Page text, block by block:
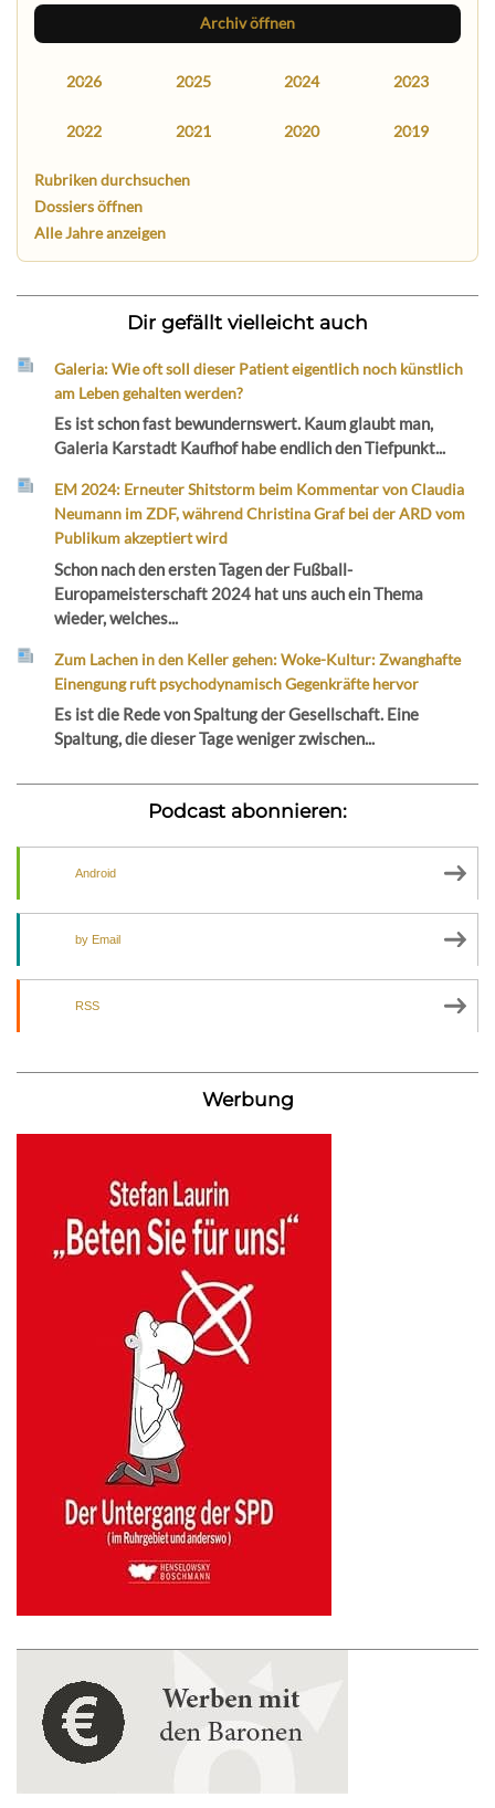
Archiv öffnen
2026 2025 2024 2023
2022 2021 2020 2019
Rubriken durchsuchen
Dossiers öffnen
Alle Jahre anzeigen
Dir gefällt vielleicht auch
Galeria: Wie oft soll dieser Patient eigentlich noch künstlich
am Leben gehalten werden?
Es ist schon fast bewundernswert. Kaum glaubt man,
Galeria Karstadt Kaufhof habe endlich den Tiefpunkt...
EM 2024: Erneuter Shitstorm beim Kommentar von Claudia
Neumann im ZDF, während Christina Graf bei der ARD vom
Publikum akzeptiert wird
Schon nach den ersten Tagen der Fußball-
Europameisterschaft 2024 hat uns auch ein Thema
wieder, welches...
Zum Lachen in den Keller gehen: Woke-Kultur: Zwanghafte
Einengung ruft psychodynamisch Gegenkräfte hervor
Es ist die Rede von Spaltung der Gesellschaft. Eine
Spaltung, die dieser Tage weniger zwischen...
Podcast abonnieren:
Android
by Email
RSS
Werbung